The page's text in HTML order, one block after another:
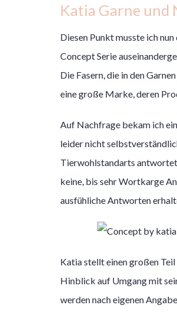
Katia Garne und
Diesen Punkt musste ich
Concept Serie
Die Fasern, die in den
eine große Marke, deren
Auf Nachfrage bekam ich
leider nicht
Tierwohlstandarts
keine, bis sehr Wortkarge
ausfühliche Antworten
Katia stellt einen großen Teil
Hinblick auf Umgang mit
werden nach eigenen